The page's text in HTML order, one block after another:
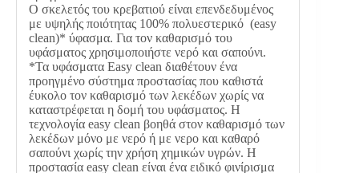
Ο σκελετός του κρεβατιού είναι επενδεδυμένος
με υψηλής ποιότητας 100% πολυεστερικό (easy
clean)* ύφασμα. Για τον καθαρισμό του
υφάσματος χρησιμοποιήστε νερό και σαπούνι.
*Τα υφάσματα Easy clean διαθέτουν ένα
προηγμένο σύστημα προστασίας που καθιστά
έυκολο τον καθαρισμό των λεκέδων χωρίς να
καταστρέφεται η δομή του υφάσματος. Η
τεχνολογία easy clean βοηθά στον καθαρισμό των
λεκέδων μόνο με νερό ή με νερο και καθαρό
σαπούνι χωρίς την χρήση χημικών υγρών. Η
προστασία easy clean είναι ένα ειδικό φινίρισμα